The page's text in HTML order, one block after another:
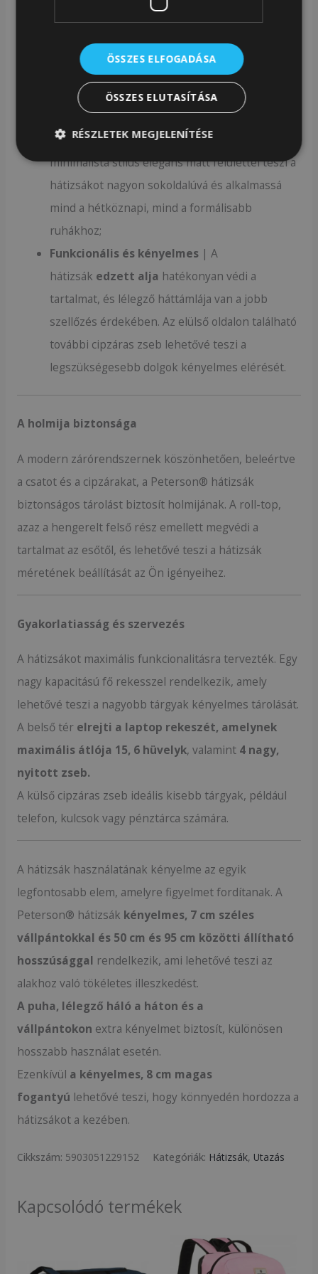
tárolásához.Ideális egy 15,6 hüvelykes
laptophoz;
Tartós és vízálló| Tartós és vízálló
anyagokból készült, így évekig sikeresen
szolgál;
Univerzális, matt felületű| A modern,
minimalista stílus elegáns matt felülettel teszi a
hátizsákot nagyon sokoldalúvá és alkalmassá
mind a hétköznapi, mind a formálisabb
ruhákhoz;
Funkcionális és kényelmes | A
hátizsák edzett alja hatékonyan védi a
tartalmat, és lélegző háttámlája van a jobb
szellőzés érdekében. Az elülső oldalon található
további cipzáras zseb lehetővé teszi a
legszükségesebb dolgok kényelmes elérését.
A holmija biztonsága
A modern zárórendszernek köszönhetően, beleértve
a csatot és a cipzárakat, a Peterson® hátizsák
biztonságos tárolást biztosít holmijának. A roll-top,
azaz a hengerelt felső rész emellett megvédi a
tartalmat az esőtől, és lehetővé teszi a hátizsák
méretének beállítását az Ön igényeihez.
Gyakorlatiasság és szervezés
A hátizsákot maximális funkcionalitásra tervezték. Egy
nagy kapacitású fő rekesszel rendelkezik, amely
lehetővé teszi a nagyobb tárgyak kényelmes tárolását.
A belső tér elrejti a laptop rekeszét, amelynek
maximális átlója 15, 6 hüvelyk, valamint 4 nagy,
nyitott zseb.
A külső cipzáras zseb ideális kisebb tárgyak, például
telefon, kulcsok vagy pénztárca számára.
A hátizsák használatának kényelme az egyik
legfontosabb elem, amelyre figyelmet fordítanak. A
Peterson® hátizsák kényelmes, 7 cm széles
vállpántokkal és 50 cm és 95 cm közötti állítható
hosszúsággal rendelkezik, ami lehetővé teszi az
alakhoz való tökéletes illeszkedést.
A puha, lélegző háló a háton és a
vállpántokon extra kényelmet biztosít, különösen
hosszabb használat esetén.
Ezenkívül a kényelmes, 8 cm magas
fogantyú lehetővé teszi, hogy könnyedén hordozza a
hátizsákot a kezében.
Cikkszám: 5903051229152 Kategóriák: Hátizsák, Utazás
Kapcsolódó termékek
ÖSSZES ELFOGADÁSA
ÖSSZES ELUTASÍTÁSA
RÉSZLETEK MEGJELENÍTÉSE